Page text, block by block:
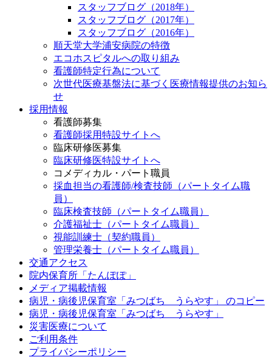
スタッフブログ（2018年）
スタッフブログ（2017年）
スタッフブログ（2016年）
順天堂大学浦安病院の特徴
エコホスピタルへの取り組み
看護師特定行為について
次世代医療基盤法に基づく医療情報提供のお知ら
せ
採用情報
看護師募集
看護師採用特設サイトへ
臨床研修医募集
臨床研修医特設サイトへ
コメディカル・パート職員
採血担当の看護師/検査技師（パートタイム職
員）
臨床検査技師（パートタイム職員）
介護福祉士（パートタイム職員）
視能訓練士（契約職員）
管理栄養士（パートタイム職員）
交通アクセス
院内保育所「たんぽぽ」
メディア掲載情報
病児・病後児保育室「みつばち うらやす」 のコピー
病児・病後児保育室「みつばち うらやす」
災害医療について
ご利用条件
プライバシーポリシー